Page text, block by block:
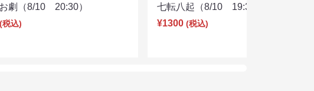
劇（8/10 20:30）
(税込)
七転八起（8/10 19:30）
¥1300 (税込)